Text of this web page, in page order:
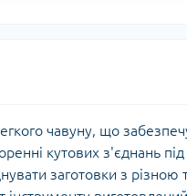
чавуну, що
кутових з'єднань
заготовки з